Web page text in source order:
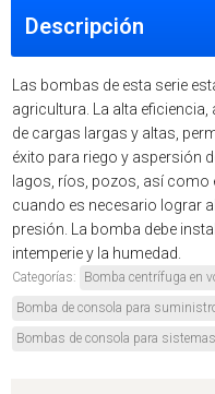
Descripción
Las bombas de esta serie
agricultura. La alta
de cargas largas y altas,
éxito para riego y aspersión
lagos, ríos, pozos, así como
cuando es necesario lograr
presión. La bomba debe
intemperie y la humedad.
Categorías:
Bomba centrífuga en
Bomba de consola para
Bombas de consola para